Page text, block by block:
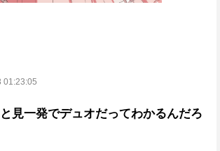
01:23:05
見一発でデュオだってわかるんだろ